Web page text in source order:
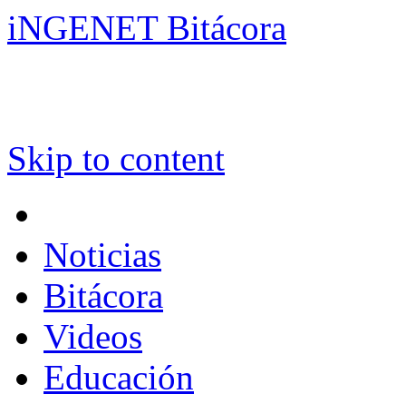
iNGENET Bitácora
Skip to content
Noticias
Bitácora
Videos
Educación